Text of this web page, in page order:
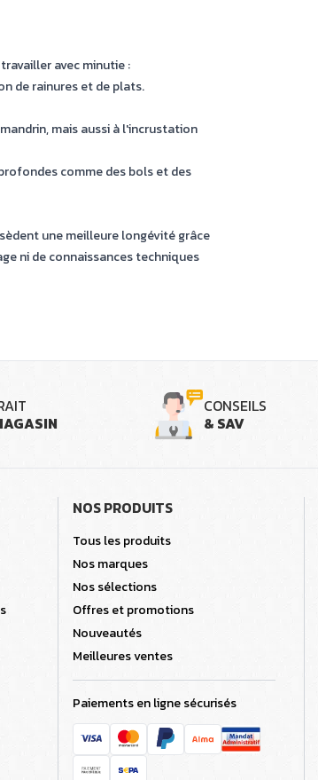
avec minutie :
de rainures et de plats.
mais aussi à l'incrustation
comme des bols et des
une meilleure longévité grâce
ni de connaissances techniques
CONSEILS
& SAV
NOS PRODUITS
Tous les produits
Nos marques
Nos sélections
Offres et promotions
Nouveautés
Meilleures ventes
Paiements en ligne sécurisés